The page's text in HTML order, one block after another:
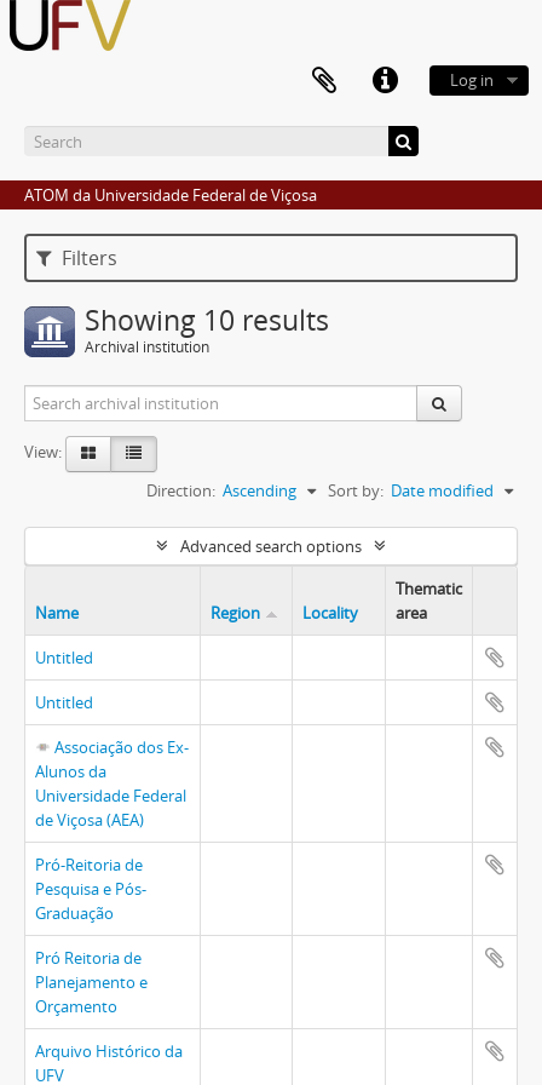
Log in
ATOM da Universidade Federal de Viçosa
Filters
Showing 10 results
Archival institution
View:
Sort by: Date modified
Direction: Ascending
Advanced search options
Name Region Locality
Thematic
area
Untitled
Untitled
Associação dos Ex-
Alunos da
Universidade Federal
de Viçosa (AEA)
Pró-Reitoria de
Pesquisa e Pós-
Graduação
Pró Reitoria de
Planejamento e
Orçamento
Arquivo Histórico da
UFV